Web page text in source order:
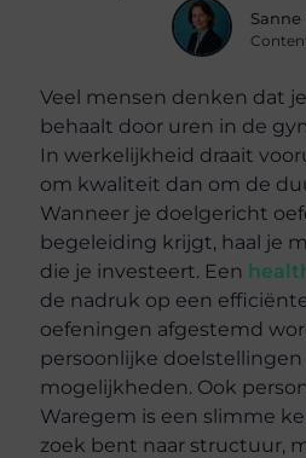
Sanne
Veel mensen denken dat
behaalt door uren in de
In werkelijkheid draait
om kwaliteit dan om de
Wanneer je doelgericht
begeleiding krijgt, haal je
die je investeert. Een
de nadruk op een
oefeningen afgestemd
persoonlijke doelstellingen
mogelijkheden. Ook
Waregem is een slimme
zoek bent naar structuur,